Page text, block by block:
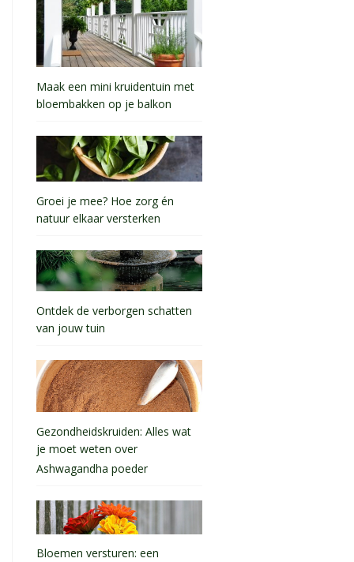
Maak een mini kruidentuin met
bloembakken op je balkon
Groei je mee? Hoe zorg én
natuur elkaar versterken
Ontdek de verborgen schatten
van jouw tuin
Gezondheidskruiden: Alles wat
je moet weten over
Ashwagandha poeder
Bloemen versturen: een